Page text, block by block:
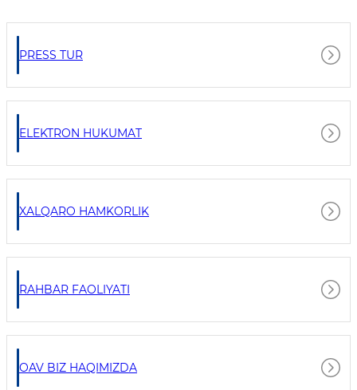
PRESS TUR
ELEKTRON HUKUMAT
XALQARO HAMKORLIK
RAHBAR FAOLIYATI
OAV BIZ HAQIMIZDA